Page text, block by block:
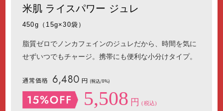
米肌 ライスパワー ジュレ
450g（15g×30袋）
脂質ゼロでノンカフェインのジュレだから、時間を気に
せずいつでもチャージ。携帯にも便利な小分けタイプ。
通常価格 6,480 円 (税込/8%)
5,508 円 (税込)